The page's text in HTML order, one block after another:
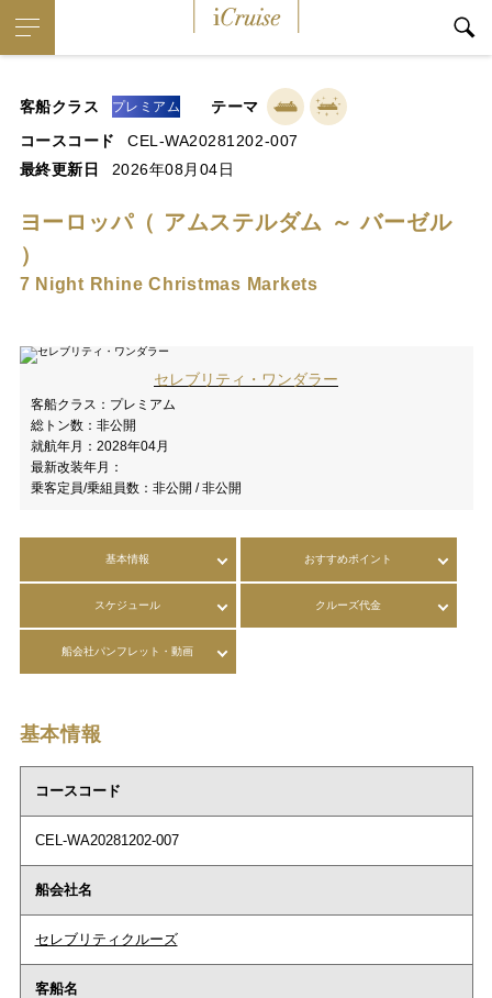
客船クラス プレミアム
テーマ
コースコード
CEL-WA20281202-007
最終更新日
2026年08月04日
ヨーロッパ（ アムステルダム ～ バーゼル
）
7 Night Rhine Christmas Markets
セレブリティ・ワンダラー
客船クラス： プレミアム
総トン数： 非公開
就航年月： 2028年04月
最新改装年月：
乗客定員/乗組員数： 非公開 / 非公開
基本情報 おすすめポイント
スケジュール クルーズ代金
船会社パンフレット・動画
基本情報
コースコード
CEL-WA20281202-007
船会社名
セレブリティクルーズ
客船名